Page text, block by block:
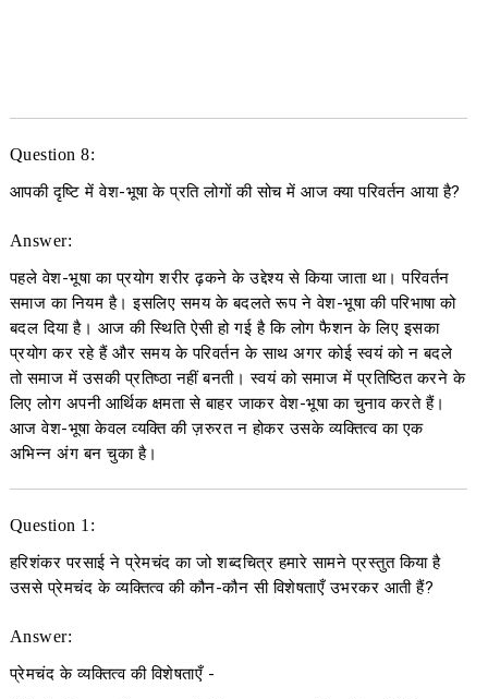
Question 8:
आपकी दृष्टि में वेश-भूषा के प्रति लोगों की सोच में आज क्या परिवर्तन आया है?
Answer:
पहले वेश-भूषा का प्रयोग शरीर ढ़कने के उद्देश्य से किया जाता था। परिवर्तन
समाज का नियम है। इसलिए समय के बदलते रूप ने वेश-भूषा की परिभाषा को
बदल दिया है। आज की स्थिति ऐसी हो गई है कि लोग फैशन के लिए इसका
प्रयोग कर रहे हैं और समय के परिवर्तन के साथ अगर कोई स्वयं को न बदले
तो समाज में उसकी प्रतिष्ठा नहीं बनती। स्वयं को समाज में प्रतिष्ठित करने के
लिए लोग अपनी आर्थिक क्षमता से बाहर जाकर वेश-भूषा का चुनाव करते हैं।
आज वेश-भूषा केवल व्यक्ति की ज़रुरत न होकर उसके व्यक्तित्व का एक
अभिन्न अंग बन चुका है।
Question 1:
हरिशंकर परसाई ने प्रेमचंद का जो शब्दचित्र हमारे सामने प्रस्तुत किया है
उससे प्रेमचंद के व्यक्तित्व की कौन-कौन सी विशेषताएँ उभरकर आती हैं?
Answer:
प्रेमचंद के व्यक्तित्व की विशेषताएँ -